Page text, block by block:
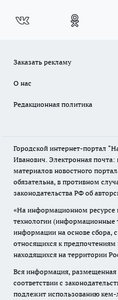
Заказать рекламу
О нас
Редакционная политика
Городской интернет-портал
Иванович. Электронная
материалов новостного
обязательна, в противном
законодательства РФ об
«На информационном ресурсе
технологии (информационные
информации на основе сбора,
относящихся к предпочтениям
находящихся на территории
Вся информация, размещенная
соответствии с
подлежит использованию